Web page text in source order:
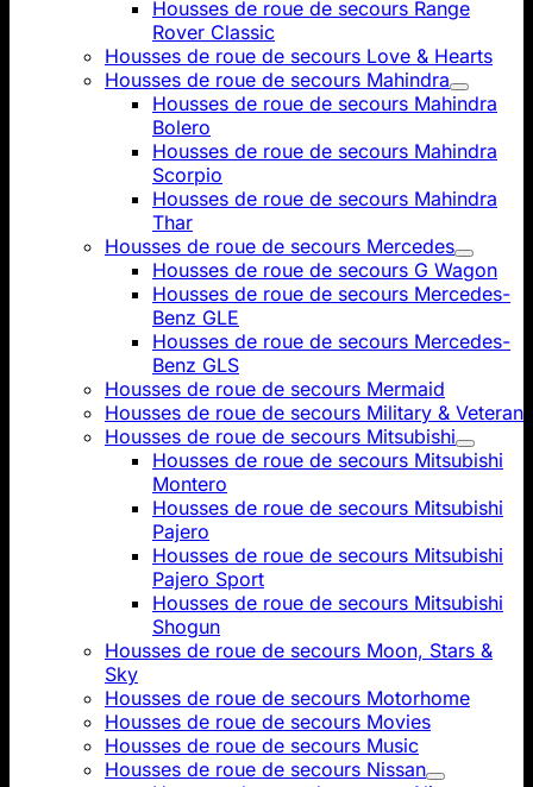
Housses de roue de secours Range
Rover Classic
Housses de roue de secours Love & Hearts
Housses de roue de secours Mahindra
Housses de roue de secours Mahindra
Bolero
Housses de roue de secours Mahindra
Scorpio
Housses de roue de secours Mahindra
Thar
Housses de roue de secours Mercedes
Housses de roue de secours G Wagon
Housses de roue de secours Mercedes-
Benz GLE
Housses de roue de secours Mercedes-
Benz GLS
Housses de roue de secours Mermaid
Housses de roue de secours Military & Veteran
Housses de roue de secours Mitsubishi
Housses de roue de secours Mitsubishi
Montero
Housses de roue de secours Mitsubishi
Pajero
Housses de roue de secours Mitsubishi
Pajero Sport
Housses de roue de secours Mitsubishi
Shogun
Housses de roue de secours Moon, Stars &
Sky
Housses de roue de secours Motorhome
Housses de roue de secours Movies
Housses de roue de secours Music
Housses de roue de secours Nissan